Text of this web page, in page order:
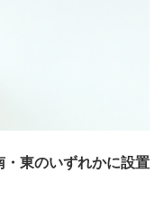
東のいずれかに設置